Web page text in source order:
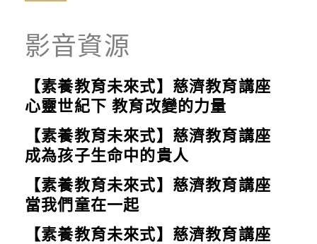
影音資源
【素養教育未來式】慈濟教育講座
心靈世紀下 教育改變的力量
【素養教育未來式】慈濟教育講座
成為孩子生命中的貴人
【素養教育未來式】慈濟教育講座
當我們童在一起
【素養教育未來式】慈濟教育講座